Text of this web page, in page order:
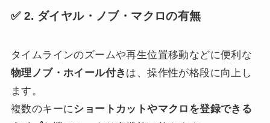
✅ 2. ダイヤル・ノブ・マクロの有無
タイムラインのズームや再生位置移動などに便利な
物理ノブ・ホイール付き は、操作性が格段に向上し
ます。
複数のキーにショートカットやマクロを登録できる